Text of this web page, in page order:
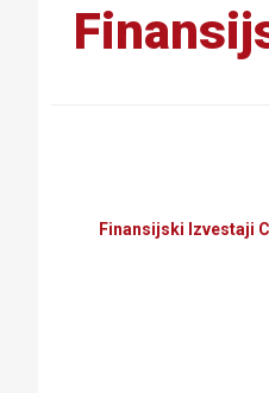
Finansijski Izvestaji